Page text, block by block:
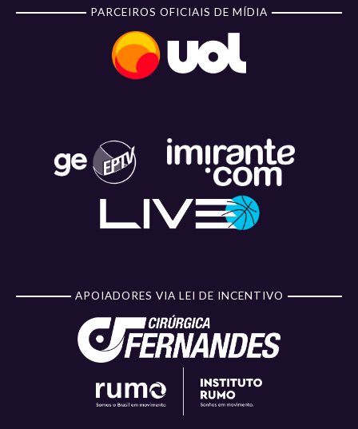
PARCEIROS OFICIAIS DE MÍDIA
APOIADORES VIA LEI DE INCENTIVO